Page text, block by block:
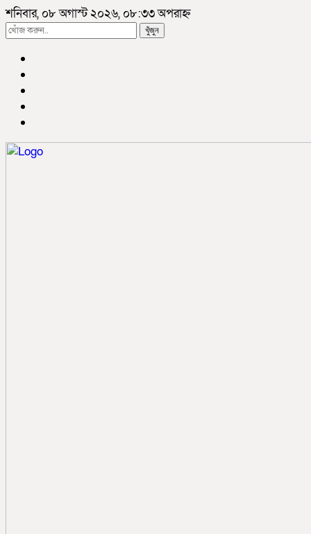
শনিবার, ০৮ অগাস্ট ২০২৬, ০৮:৩৩ অপরাহ্ন
খুঁজুন